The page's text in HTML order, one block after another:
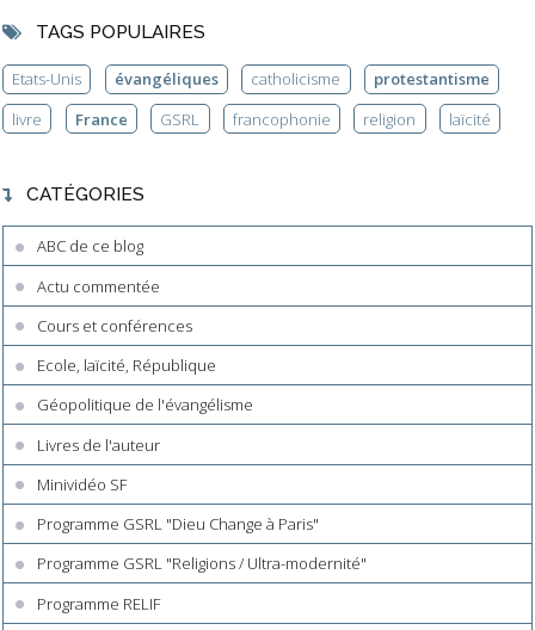
TAGS POPULAIRES
Etats-Unis évangéliques catholicisme
protestantisme
livre
France GSRL francophonie religion laïcité
CATÉGORIES
ABC de ce blog
Actu commentée
Cours et conférences
Ecole, laïcité, République
Géopolitique de l'évangélisme
Livres de l'auteur
Minividéo SF
Programme GSRL "Dieu Change à Paris"
Programme GSRL "Religions / Ultra-modernité"
Programme RELIF